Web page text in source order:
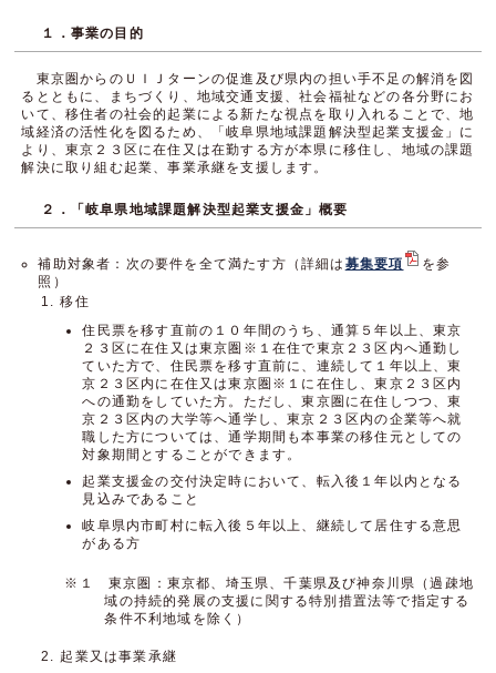
１．事業の目的
東京圏からのＵＩＪターンの促進及び県内の担い手不足の解消を図
るとともに、まちづくり、地域交通支援、社会福祉などの各分野にお
いて、移住者の社会的起業による新たな視点を取り入れることで、地
域経済の活性化を図るため、「岐阜県地域課題解決型起業支援金」に
より、東京２３区に在住又は在勤する方が本県に移住し、地域の課題
解決に取り組む起業、事業承継を支援します。
２．「岐阜県地域課題解決型起業支援金」概要
補助対象者：次の要件を全て満たす方（詳細は 募集要項
を参
照）
移住
住民票を移す直前の１０年間のうち、通算５年以上、東京
２３区に在住又は東京圏※１在住で東京２３区内へ通勤し
ていた方で、住民票を移す直前に、連続して１年以上、東
京２３区内に在住又は東京圏※１に在住し、東京２３区内
への通勤をしていた方。ただし、東京圏に在住しつつ、東
京２３区内の大学等へ通学し、東京２３区内の企業等へ就
職した方については、通学期間も本事業の移住元としての
対象期間とすることができます。
起業支援金の交付決定時において、転入後１年以内となる
見込みであること
岐阜県内市町村に転入後５年以上、継続して居住する意思
がある方
※１ 東京圏：東京都、埼玉県、千葉県及び神奈川県（過疎地
域の持続的発展の支援に関する特別措置法等で指定する
条件不利地域を除く）
起業又は事業承継